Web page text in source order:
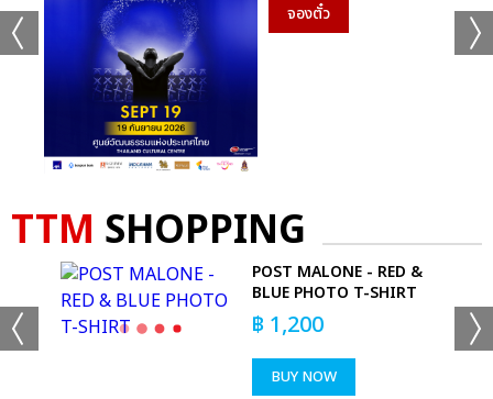
จองตั๋ว
TTM SHOPPING
POST MALONE - RED &
BLUE PHOTO T-SHIRT
฿ 1,200
BUY NOW